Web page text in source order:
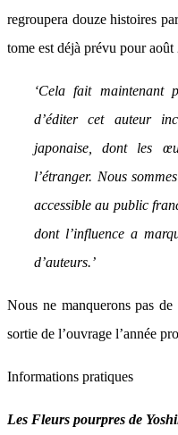
regroupera douze histoires
tome est déjà prévu pour août
‘Cela fait maintenant
d’éditer cet auteur
japonaise, dont les
l’étranger. Nous
accessible au public
dont l’influence a
d’auteurs.’
Nous ne manquerons pas
sortie de l’ouvrage l’année
Informations pratiques
Les Fleurs pourpres de